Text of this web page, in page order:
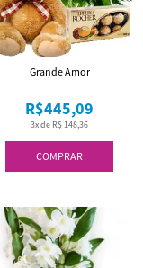
COMPRAR
3x de R$ 148,36
R$445,09
Grande Amor